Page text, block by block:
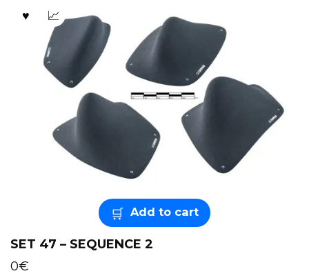
Add to cart
SET 47 – SEQUENCE 2
0€